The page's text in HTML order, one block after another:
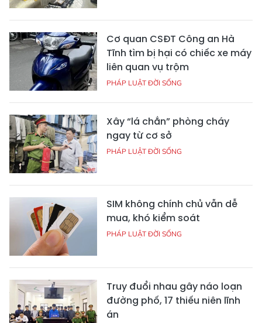
Cơ quan CSĐT Công an Hà
Tĩnh tìm bị hại có chiếc xe máy
liên quan vụ trộm
PHÁP LUẬT ĐỜI SỐNG
Xây “lá chắn” phòng cháy
ngay từ cơ sở
PHÁP LUẬT ĐỜI SỐNG
SIM không chính chủ vẫn dễ
mua, khó kiểm soát
PHÁP LUẬT ĐỜI SỐNG
Truy đuổi nhau gây náo loạn
đường phố, 17 thiếu niên lĩnh
án